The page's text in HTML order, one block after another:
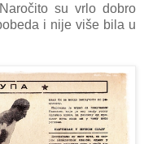
su vrlo dobro
i nije više bilа u